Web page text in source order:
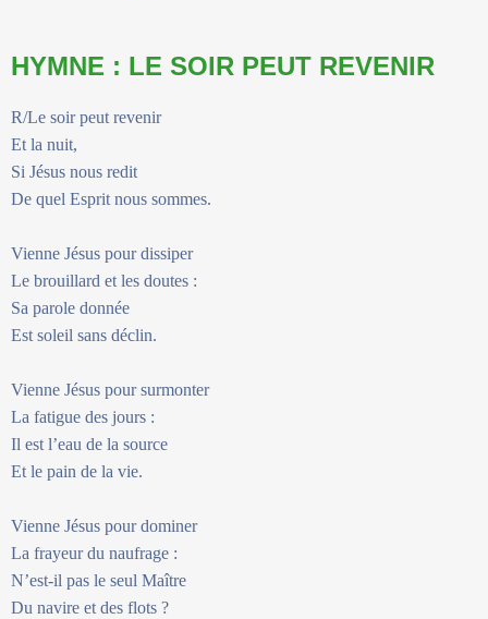
HYMNE : LE SOIR PEUT REVENIR
R/Le soir peut revenir
Et la nuit,
Si Jésus nous redit
De quel Esprit nous sommes.
Vienne Jésus pour dissiper
Le brouillard et les doutes :
Sa parole donnée
Est soleil sans déclin.
Vienne Jésus pour surmonter
La fatigue des jours :
Il est l’eau de la source
Et le pain de la vie.
Vienne Jésus pour dominer
La frayeur du naufrage :
N’est-il pas le seul Maître
Du navire et des flots ?